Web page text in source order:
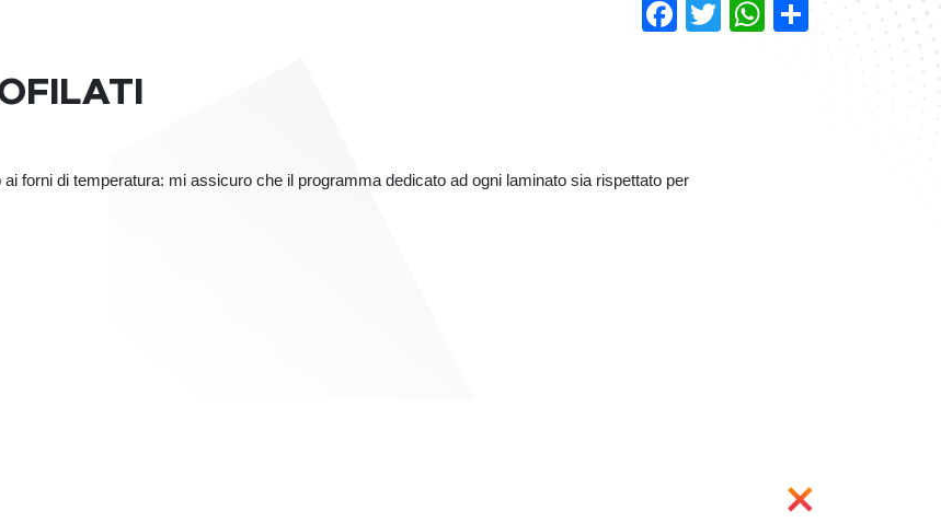
Facebook
Twitter
forni di temperatura: mi assicuro che il programma dedicato ad ogni laminato sia rispettato per